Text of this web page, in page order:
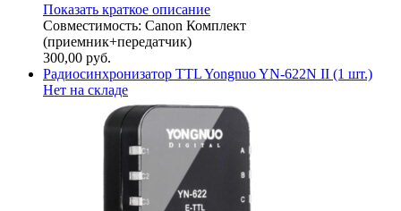
Показать краткое описание
Совместимость: Canon Комплект
(приемник+передатчик)
300,00 руб.
Радиосинхронизатор TTL Yongnuo YN-622N II (1 шт.)
Нет на складе